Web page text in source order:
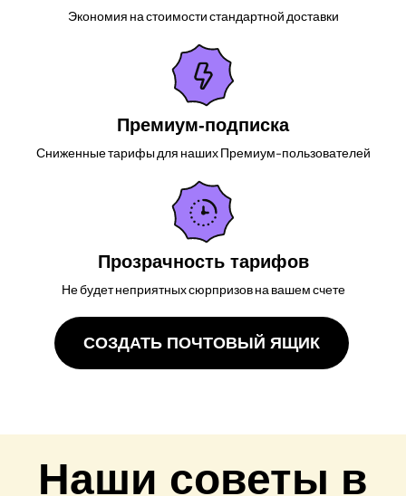
Экономия на стоимости стандартной доставки
Премиум-подписка
Сниженные тарифы для наших Премиум-пользователей
Прозрачность тарифов
Не будет неприятных сюрпризов на вашем счете
СОЗДАТЬ ПОЧТОВЫЙ ЯЩИК
Наши советы в